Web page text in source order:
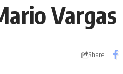
Vargas
Share